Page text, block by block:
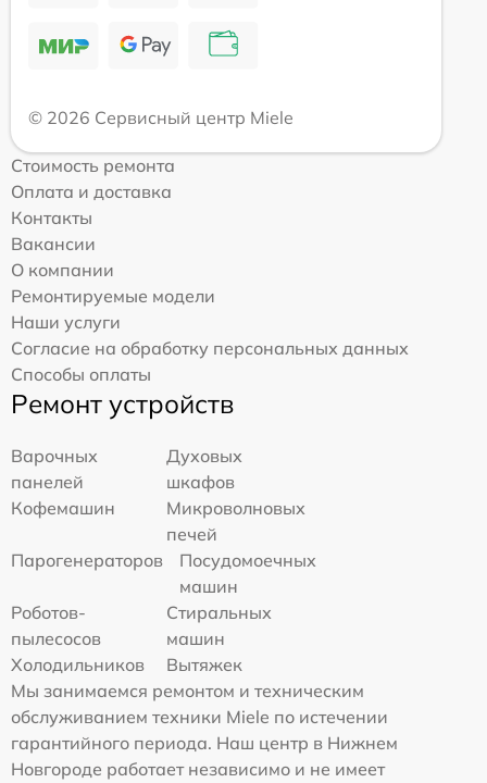
© 2026 Сервисный центр Miele
Стоимость ремонта
Оплата и доставка
Контакты
Вакансии
О компании
Ремонтируемые модели
Наши услуги
Согласие на обработку персональных данных
Способы оплаты
Ремонт устройств
Варочных
панелей
Духовых
шкафов
Кофемашин
Микроволновых
печей
Парогенераторов
Посудомоечных
машин
Роботов-
пылесосов
Стиральных
машин
Холодильников
Вытяжек
Мы занимаемся ремонтом и техническим
обслуживанием техники Miele по истечении
гарантийного периода. Наш центр в Нижнем
Новгороде работает независимо и не имеет